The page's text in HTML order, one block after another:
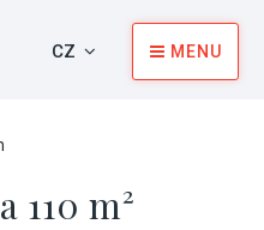
CZ MENU
110 m²